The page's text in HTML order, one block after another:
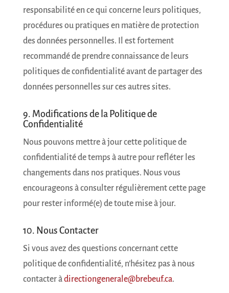
responsabilité en ce qui concerne leurs politiques,
procédures ou pratiques en matière de protection
des données personnelles. Il est fortement
recommandé de prendre connaissance de leurs
politiques de confidentialité avant de partager des
données personnelles sur ces autres sites.
9. Modifications de la Politique de
Confidentialité
Nous pouvons mettre à jour cette politique de
confidentialité de temps à autre pour refléter les
changements dans nos pratiques. Nous vous
encourageons à consulter régulièrement cette page
pour rester informé(e) de toute mise à jour.
10. Nous Contacter
Si vous avez des questions concernant cette
politique de confidentialité, n’hésitez pas à nous
contacter àdirectiongenerale@brebeuf.ca.